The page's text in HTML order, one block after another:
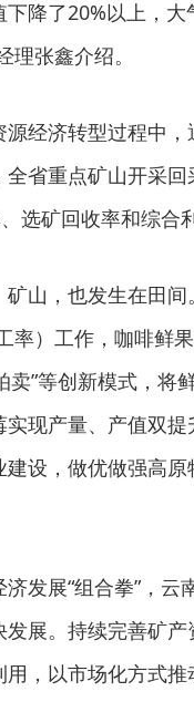
降了20%以上，
理张鑫介绍。
经济转型过程中
省重点矿山开采
选矿回收率和综合
山，也发生在田间
率）工作，咖啡鲜
卖”等创新模式，
现产量、产值双
设，做优做强高
发展“组合拳”，
展。持续完善矿产
，以市场化方式